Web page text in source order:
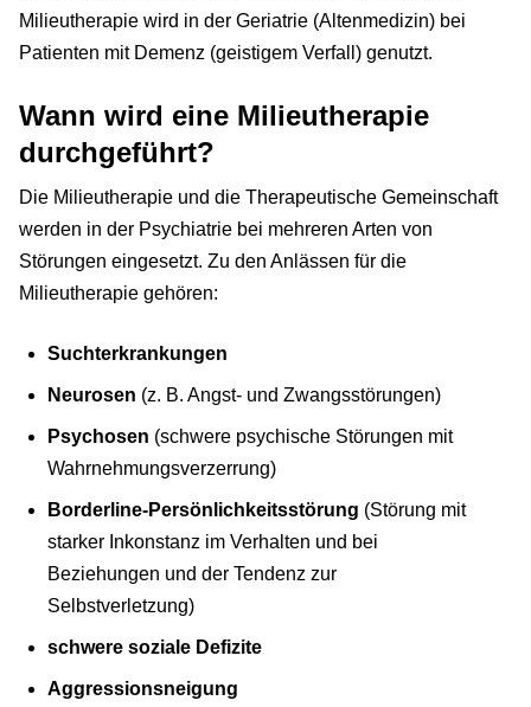
Milieutherapie wird in der Geriatrie (Altenmedizin) bei
Patienten mit Demenz (geistigem Verfall) genutzt.
Wann wird eine Milieutherapie
durchgeführt?
Die Milieutherapie und die Therapeutische Gemeinschaft
werden in der Psychiatrie bei mehreren Arten von
Störungen eingesetzt. Zu den Anlässen für die
Milieutherapie gehören:
Suchterkrankungen
Neurosen (z. B. Angst- und Zwangsstörungen)
Psychosen (schwere psychische Störungen mit
Wahrnehmungsverzerrung)
Borderline-Persönlichkeitsstörung (Störung mit
starker Inkonstanz im Verhalten und bei
Beziehungen und der Tendenz zur
Selbstverletzung)
schwere soziale Defizite
Aggressionsneigung